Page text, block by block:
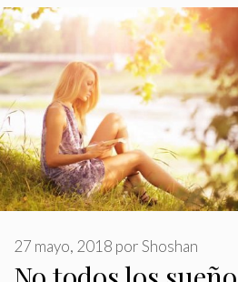
27 mayo, 2018 porShoshan